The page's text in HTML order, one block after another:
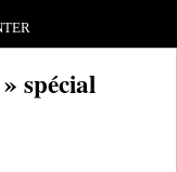
spécial